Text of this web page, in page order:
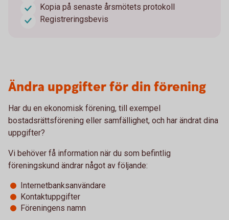
Kopia på senaste årsmötets protokoll
Registreringsbevis
Ändra uppgifter för din förening
Har du en ekonomisk förening, till exempel
bostadsrättsförening eller samfällighet, och har ändrat dina
uppgifter?
Vi behöver få information när du som befintlig
föreningskund ändrar något av följande:
Internetbanksanvändare
Kontaktuppgifter
Föreningens namn